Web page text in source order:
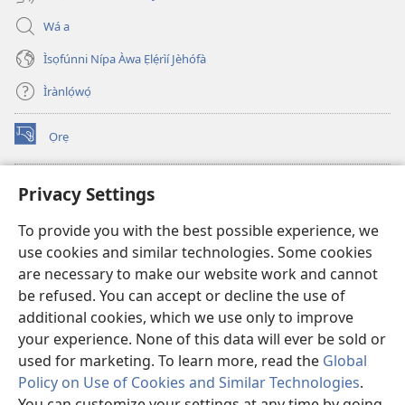
Privacy Settings
To provide you with the best possible experience, we
use cookies and similar technologies. Some cookies
are necessary to make our website work and cannot
be refused. You can accept or decline the use of
additional cookies, which we use only to improve
your experience. None of this data will ever be sold or
used for marketing. To learn more, read the Global
Policy on Use of Cookies and Similar Technologies.
Wá a
Ìsọfúnni Nípa Àwa Ẹlẹ́rìí Jèhófà
Ìrànlọ́wọ́
Ọrẹ
(opens
new
ÀKÁ ÌWÉ ORÍ ÍŃTÁNẸ́Ẹ̀TÌ TI Watchtower™
(opens
window)JW Hub
(opens
new
window)JW Library
Watchtower Library ®